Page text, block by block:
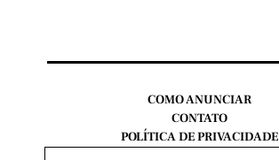
COMO ANUNCIAR
CONTATO
POLÍTICA DE PRIVACIDADE